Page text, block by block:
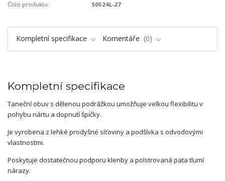
Číslo produktu: S0524L-27
Kompletní specifikace Komentáře 0
Kompletní specifikace
Taneční obuv s dělenou podrážkou umožňuje velkou flexibilitu v
pohybu nártu a dopnutí špičky.
Je vyrobena z lehké prodyšné síťoviny a podšívka s odvodovými
vlastnostmi.
Poskytuje dostatečnou podporu klenby a polstrovaná pata tlumí
nárazy.